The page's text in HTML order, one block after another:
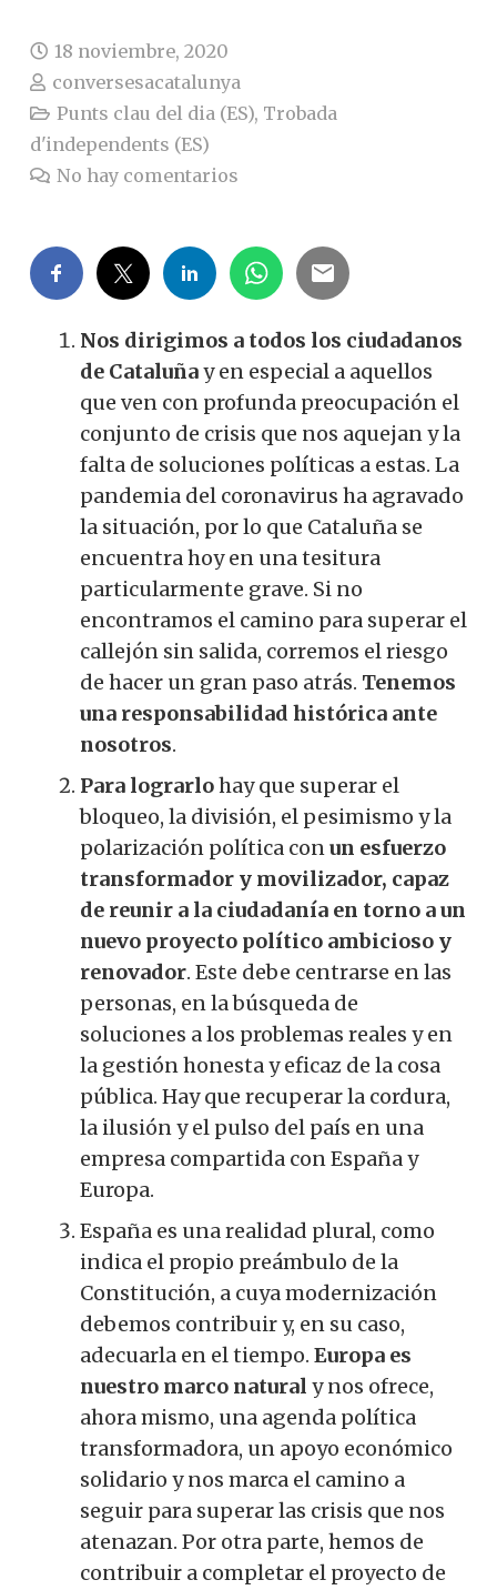
18 noviembre, 2020
conversesacatalunya
Punts clau del dia (ES), Trobada
d'independents (ES)
No hay comentarios
Nos dirigimos a todos los ciudadanos
de Cataluñay en especial a aquellos
que ven con profunda preocupación el
conjunto de crisis que nos aquejan y la
falta de soluciones políticas a estas. La
pandemia del coronavirus ha agravado
la situación, por lo que Cataluña se
encuentra hoy en una tesitura
particularmente grave. Si no
encontramos el camino para superar el
callejón sin salida, corremos el riesgo
de hacer un gran paso atrás. Tenemos
una responsabilidad histórica ante
nosotros.
Para lograrlohay que superar el
bloqueo, la división, el pesimismo y la
polarización política conun esfuerzo
transformador y movilizador, capaz
de reunir a la ciudadanía en torno a un
nuevo proyecto político ambicioso y
renovador. Este debe centrarse en las
personas, en la búsqueda de
soluciones a los problemas reales y en
la gestión honesta y eficaz de la cosa
pública. Hay que recuperar la cordura,
la ilusión y el pulso del país en una
empresa compartida con España y
Europa.
España es una realidad plural, como
indica el propio preámbulo de la
Constitución, a cuya modernización
debemos contribuir y, en su caso,
adecuarla en el tiempo. Europa es
nuestro marco natural y nos ofrece,
ahora mismo, una agenda política
transformadora, un apoyo económico
solidario y nos marca el camino a
seguir para superar las crisis que nos
atenazan. Por otra parte, hemos de
contribuir a completar el proyecto de